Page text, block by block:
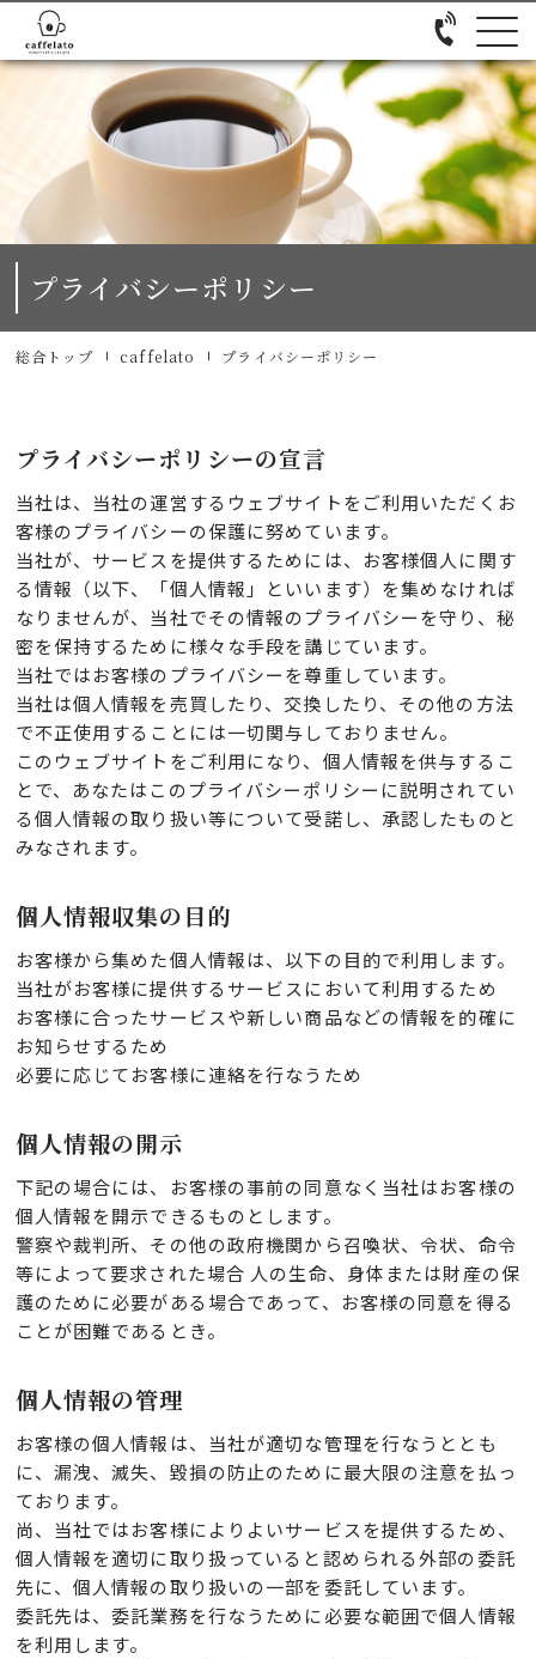
プライバシーポリシー
総合トップ caffelato プライバシーポリシー
プライバシーポリシーの宣言
当社は、当社の運営するウェブサイトをご利用いただくお
客様のプライバシーの保護に努めています。
当社が、サービスを提供するためには、お客様個人に関す
る情報（以下、「個人情報」といいます）を集めなければ
なりませんが、当社でその情報のプライバシーを守り、秘
密を保持するために様々な手段を講じています。
当社ではお客様のプライバシーを尊重しています。
当社は個人情報を売買したり、交換したり、その他の方法
で不正使用することには一切関与しておりません。
このウェブサイトをご利用になり、個人情報を供与するこ
とで、あなたはこのプライバシーポリシーに説明されてい
る個人情報の取り扱い等について受諾し、承認したものと
みなされます。
個人情報収集の目的
お客様から集めた個人情報は、以下の目的で利用します。
当社がお客様に提供するサービスにおいて利用するため
お客様に合ったサービスや新しい商品などの情報を的確に
お知らせするため
必要に応じてお客様に連絡を行なうため
個人情報の開示
下記の場合には、お客様の事前の同意なく当社はお客様の
個人情報を開示できるものとします。
警察や裁判所、その他の政府機関から召喚状、令状、命令
等によって要求された場合 人の生命、身体または財産の保
護のために必要がある場合であって、お客様の同意を得る
ことが困難であるとき。
個人情報の管理
お客様の個人情報は、当社が適切な管理を行なうととも
に、漏洩、滅失、毀損の防止のために最大限の注意を払っ
ております。
尚、当社ではお客様によりよいサービスを提供するため、
個人情報を適切に取り扱っていると認められる外部の委託
先に、個人情報の取り扱いの一部を委託しています。
委託先は、委託業務を行なうために必要な範囲で個人情報
を利用します。